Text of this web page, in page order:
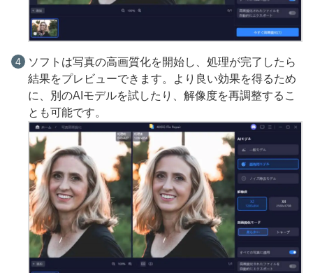
ソフトは写真の高画質化を開始し、処理が完了したら
結果をプレビューできます。より良い効果を得るため
に、別のAIモデルを試したり、解像度を再調整するこ
とも可能です。